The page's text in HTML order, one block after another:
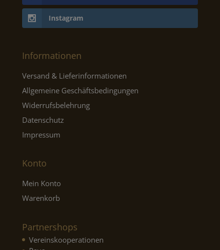
Instagram
Informationen
Versand & Lieferinformationen
Allgemeine Geschäftsbedingungen
Widerrufsbelehrung
Datenschutz
Impressum
Konto
Mein Konto
Warenkorb
Partnershops
Vereinskooperationen